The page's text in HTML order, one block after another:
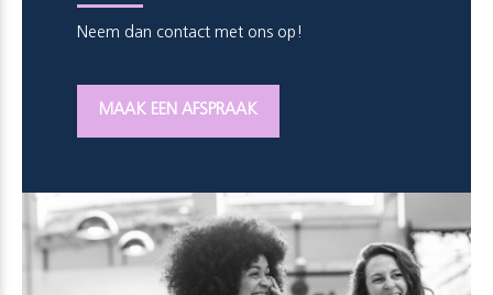
Neem dan contact met ons op!
MAAK EEN AFSPRAAK